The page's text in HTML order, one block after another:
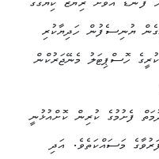
މަހު 12 ވަނަ ދުވަހު ފުނާޑު އަވަށު ރިޔާޒު ކިޔާގޭގެ
ޔުނިސެފުން ހަދިޔާކުރި
ހޮސްޕިޓަލު މެނޭޖަރުކްން
ފެށުމުގެ ކުރިން ކޮށްއުޅުނީ
މަސައްކަތެވެ. އަދި